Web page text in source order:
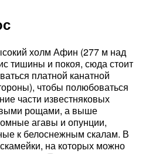
холм Афин (277 м над
тишины и покоя, сюда стоит
платной канатной
чтобы полюбоваться
части известняковых
рощами, а выше
агавы и опунции,
к белоснежным скалам. В
на которых можно